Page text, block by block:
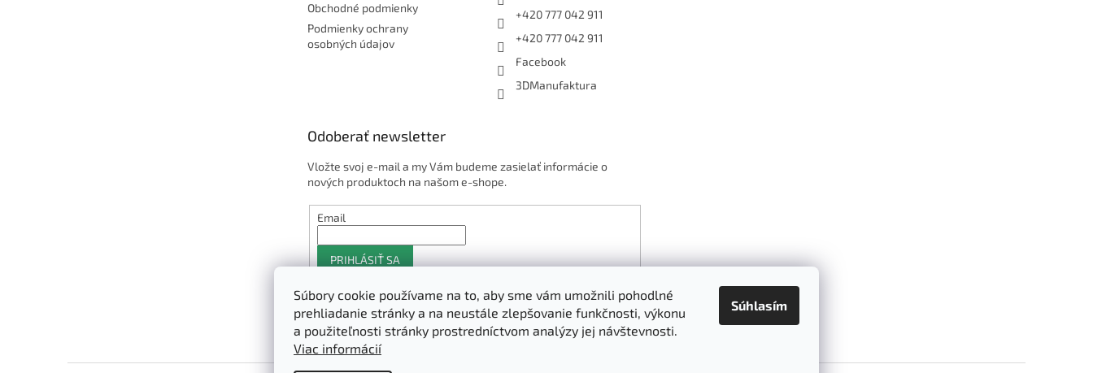
Súbory cookie používame na to, aby sme vám umožnili pohodlné
prehliadanie stránky a na neustále zlepšovanie funkčnosti, výkonu
a použiteľnosti stránky prostredníctvom analýzy jej návštevnosti.
Viac informácií
Súhlasím
Obchodné podmienky
Podmienky ochrany
osobných údajov
+420 777 042 911
+420 777 042 911
Facebook
3DManufaktura
Odoberať newsletter
Vložte svoj e-mail a my Vám budeme zasielať informácie o
nových produktoch na našom e-shope.
Email
PRIHLÁSIŤ SA
Shoptet.sk